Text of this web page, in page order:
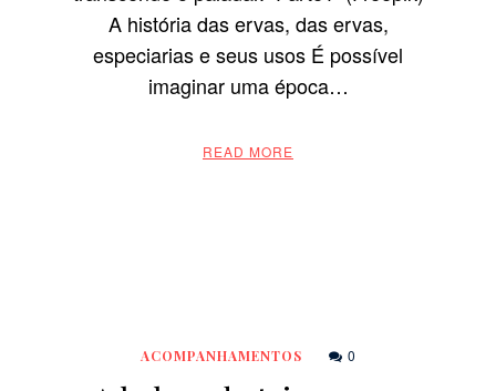
A história das ervas, das ervas,
especiarias e seus usos É possível
imaginar uma época…
READ MORE
ACOMPANHAMENTOS 0